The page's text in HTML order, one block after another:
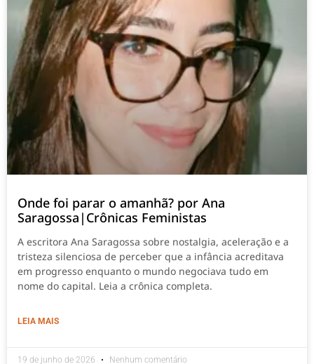
Onde foi parar o amanhã? por Ana
Saragossa|Crônicas Feministas
A escritora Ana Saragossa sobre nostalgia, aceleração e a
tristeza silenciosa de perceber que a infância acreditava
em progresso enquanto o mundo negociava tudo em
nome do capital. Leia a crônica completa.
LEIA MAIS
19 de junho de 2026 Nenhum comentário